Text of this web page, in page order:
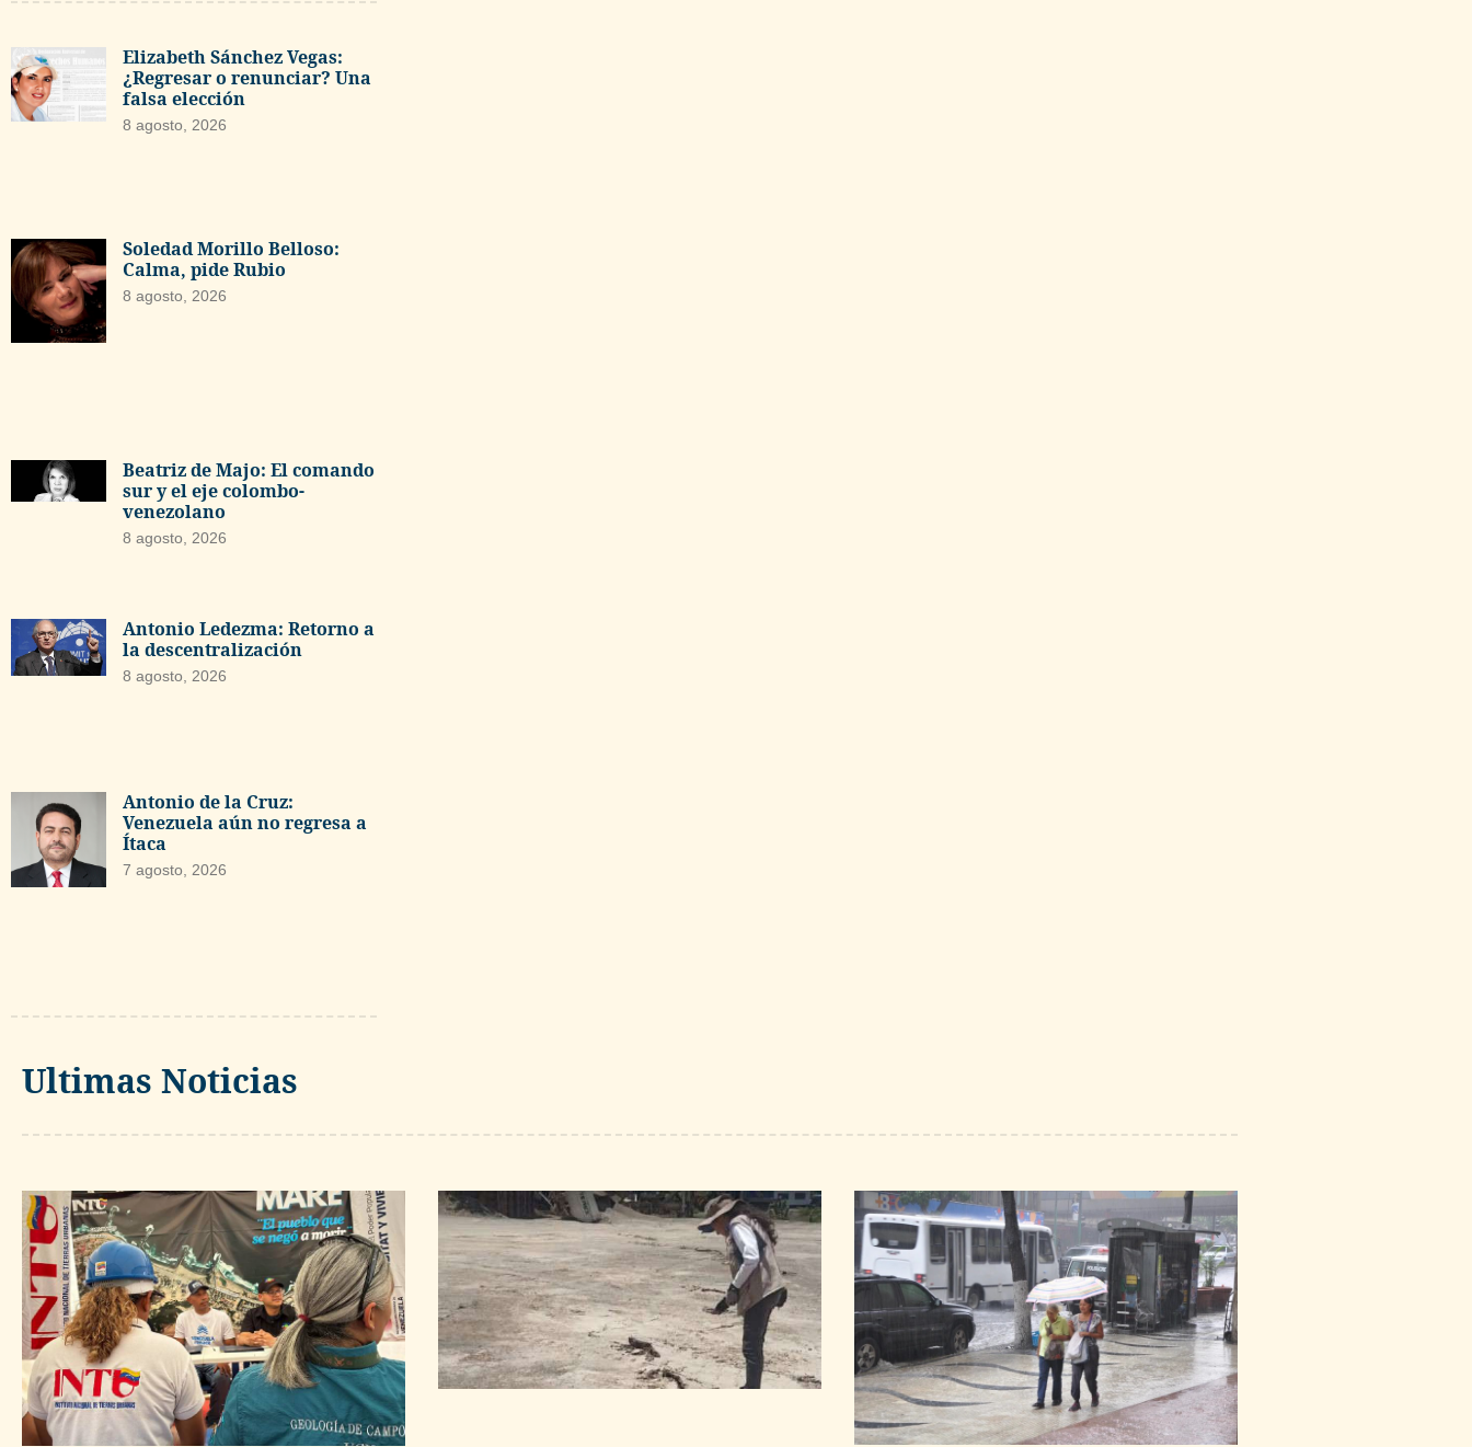
Elizabeth Sánchez Vegas:
¿Regresar o renunciar? Una
falsa elección
8 agosto, 2026
Soledad Morillo Belloso:
Calma, pide Rubio
8 agosto, 2026
Beatriz de Majo: El comando
sur y el eje colombo-
venezolano
8 agosto, 2026
Antonio Ledezma: Retorno a
la descentralización
8 agosto, 2026
Antonio de la Cruz:
Venezuela aún no regresa a
Ítaca
7 agosto, 2026
Ultimas Noticias